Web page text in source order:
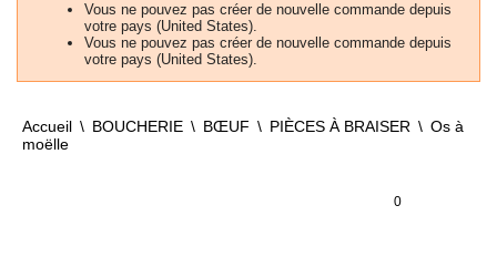
Vous ne pouvez pas créer de nouvelle commande depuis
votre pays (United States).
Vous ne pouvez pas créer de nouvelle commande depuis
votre pays (United States).
Accueil BOUCHERIE BŒUF PIÈCES À BRAISER
Os à
moëlle
0